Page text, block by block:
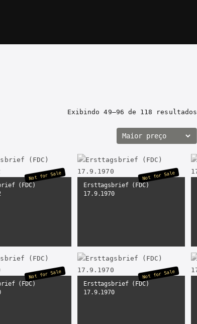
Exibindo 49–96 de 118 resultados
(FDC)
Not for Sale
Ersttagsbrief (FDC)
17.9.1970
Not for Sale
(FDC)
Not for Sale
Ersttagsbrief (FDC)
17.9.1970
Not for Sale